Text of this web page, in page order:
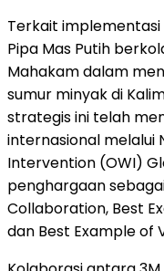
Terkait implementasi
Pipa Mas Putih
Mahakam dalam
sumur minyak di
strategis ini telah
internasional melalui
Intervention (OWI)
penghargaan
Collaboration, Best
dan Best Example of